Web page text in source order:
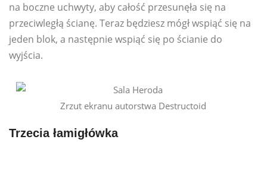
na boczne uchwyty, aby całość przesunęła się na
przeciwległą ścianę. Teraz będziesz mógł wspiąć się na
jeden blok, a następnie wspiąć się po ścianie do
wyjścia.
Zrzut ekranu autorstwa Destructoid
Trzecia łamigłówka